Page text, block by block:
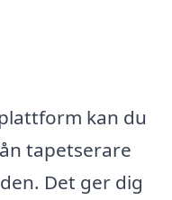
kan du
tapetserare
Det ger dig